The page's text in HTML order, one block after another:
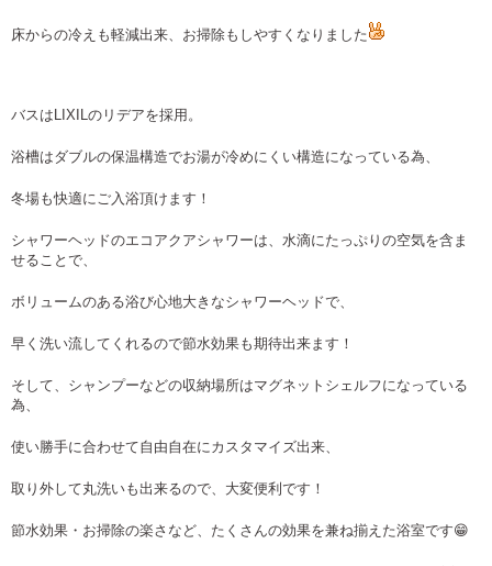
床からの冷えも軽減出来、お掃除もしやすくなりました
バスはLIXILのリデアを採用。
浴槽はダブルの保温構造でお湯が冷めにくい構造になっている為、
冬場も快適にご入浴頂けます！
シャワーヘッドのエコアクアシャワーは、水滴にたっぷりの空気を含ま
せることで、
ボリュームのある浴び心地大きなシャワーヘッドで、
早く洗い流してくれるので節水効果も期待出来ます！
そして、シャンプーなどの収納場所はマグネットシェルフになっている
為、
使い勝手に合わせて自由自在にカスタマイズ出来、
取り外して丸洗いも出来るので、大変便利です！
節水効果・お掃除の楽さなど、たくさんの効果を兼ね揃えた浴室です😁